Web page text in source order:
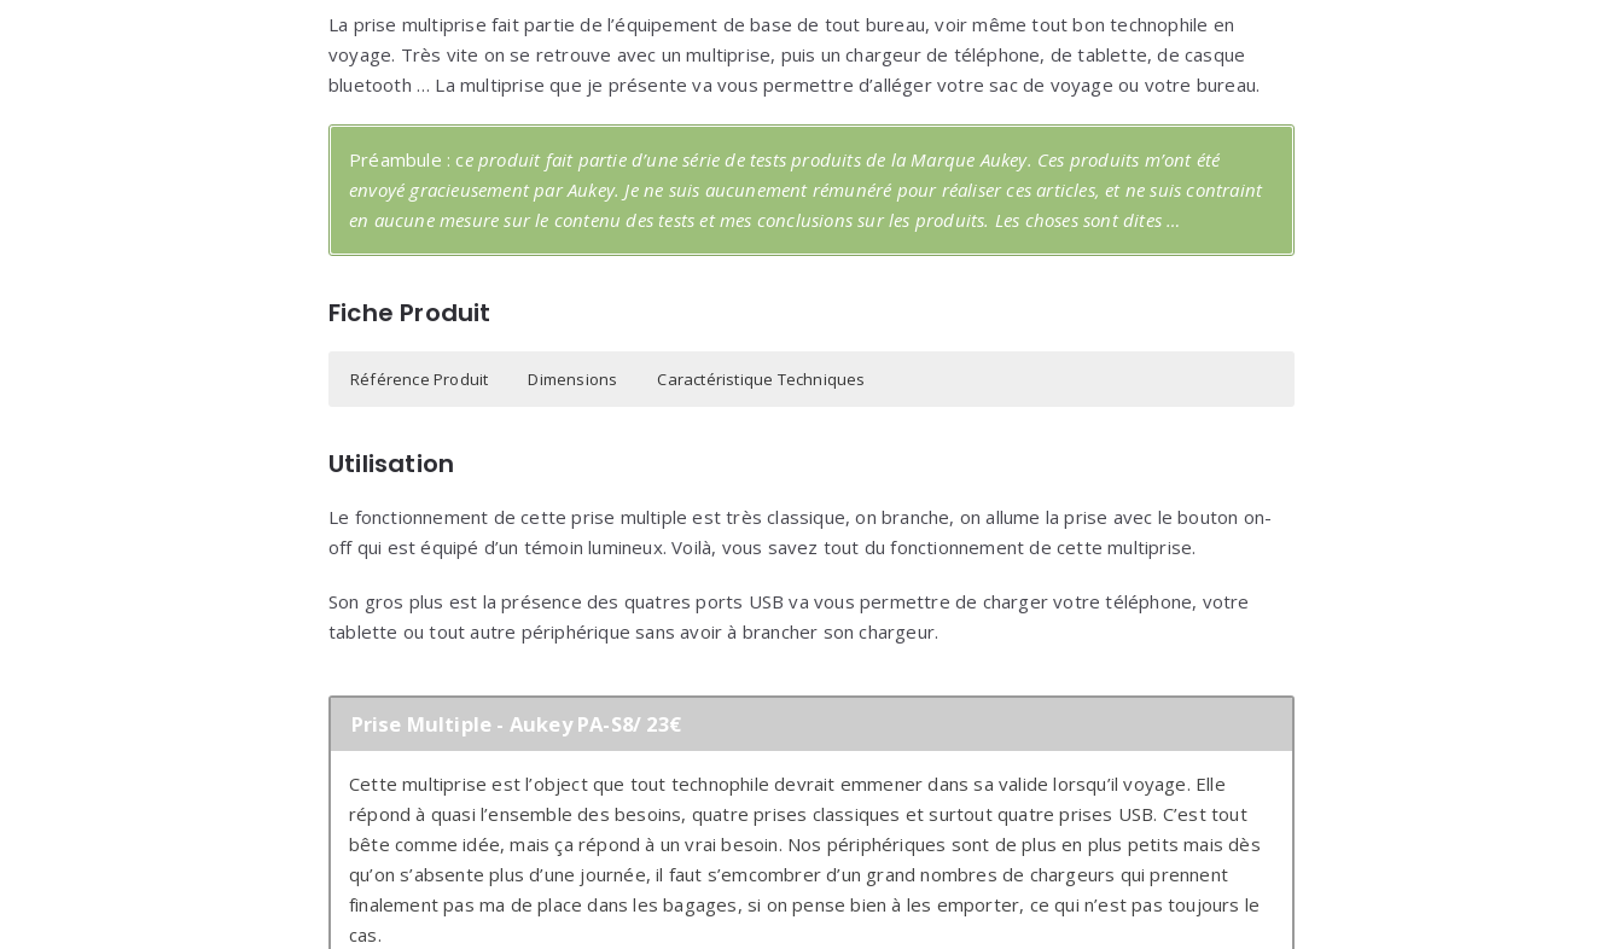
La prise multiprise fait partie de l’équipement de base de tout bureau, voir même tout bon technophile en
voyage. Très vite on se retrouve avec un multiprise, puis un chargeur de téléphone, de tablette, de casque
bluetooth … La multiprise que je présente va vous permettre d’alléger votre sac de voyage ou votre bureau.
Préambule : ce produit fait partie d’une série de tests produits de la Marque Aukey. Ces produits m’ont été
envoyé gracieusement par Aukey. Je ne suis aucunement rémunéré pour réaliser ces articles, et ne suis contraint
en aucune mesure sur le contenu des tests et mes conclusions sur les produits. Les choses sont dites …
Fiche Produit
Référence Produit Dimensions Caractéristique Techniques
Largeur : 58mm
Epaisseur :38mm
3 Prise électriques
Couleur : Blanc
Utilisation
Le fonctionnement de cette prise multiple est très classique, on branche, on allume la prise avec le bouton on-
off qui est équipé d’un témoin lumineux. Voilà, vous savez tout du fonctionnement de cette multiprise.
Son gros plus est la présence des quatres ports USB va vous permettre de charger votre téléphone, votre
tablette ou tout autre périphérique sans avoir à brancher son chargeur.
Prise Multiple - Aukey PA-S8/ 23€
Cette multiprise est l’object que tout technophile devrait emmener dans sa valide lorsqu’il voyage. Elle
répond à quasi l’ensemble des besoins, quatre prises classiques et surtout quatre prises USB. C’est tout
bête comme idée, mais ça répond à un vrai besoin. Nos périphériques sont de plus en plus petits mais dès
qu’on s’absente plus d’une journée, il faut s’emcombrer d’un grand nombres de chargeurs qui prennent
finalement pas ma de place dans les bagages, si on pense bien à les emporter, ce qui n’est pas toujours le
cas.